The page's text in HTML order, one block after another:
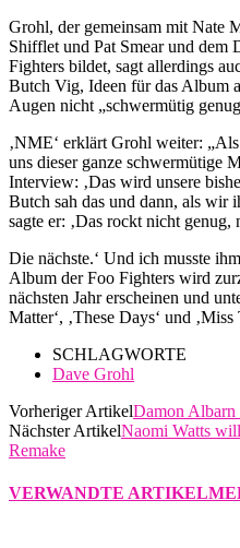
Grohl, der gemeinsam mit Nate
Shifflet und Pat Smear und
Fighters bildet, sagt allerdings
Butch Vig, Ideen für das Album
Augen nicht „schwermütig
‚NME‘ erklärt Grohl weiter:
uns dieser ganze schwermütige
Interview: ‚Das wird unsere
Butch sah das und dann, als wir
sagte er: ‚Das rockt nicht genug,
Die nächste.‘ Und ich musste
Album der Foo Fighters wird
nächsten Jahr erscheinen und
Matter‘, ‚These Days‘ und
SCHLAGWORTE
Dave Grohl
Vorheriger ArtikelDamon Albarn
Nächster ArtikelNaomi Watts
Remake
VERWANDTE ARTIKEL